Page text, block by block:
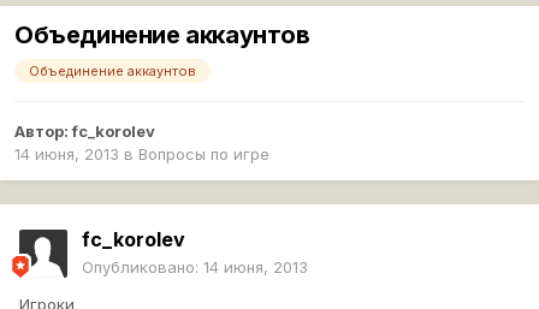
Объединение аккаунтов
Объединение аккаунтов
Автор:fc_korolev
14 июня, 2013 в Вопросы по игре
fc_korolev
Опубликовано: 14 июня, 2013
Игроки